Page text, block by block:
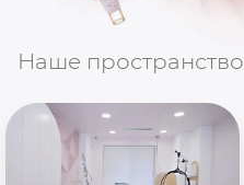
Наше пространство